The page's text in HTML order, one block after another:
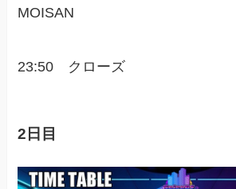
MOISAN
23:50 クローズ
2日目